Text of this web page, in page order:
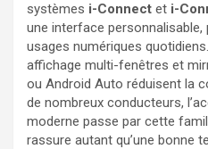
systèmes i-Connect et i-
une interface
usages numériques
affichage multi-fenêtres et
ou Android Auto réduisent la
de nombreux conducteurs,
moderne passe par cette
rassure autant qu’une bonne